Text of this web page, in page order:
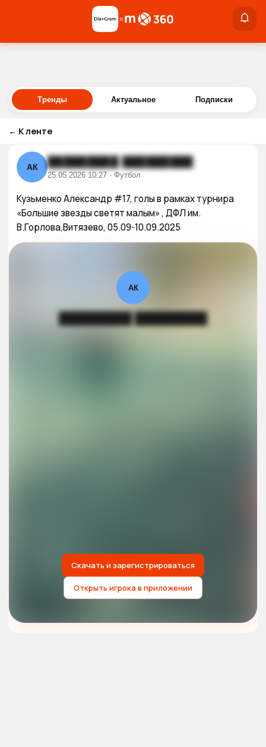
Войти
×
Тренды Актуальное Подписки
← К ленте
АК █████████ █████████
25.05.2026 10:27 · Футбол
Кузьменко Александр #17, голы в рамках турнира
«Большие звезды светят малым» , ДФЛ им.
В.Горлова,Витязево, 05.09-10.09.2025
АК
█████████ █████████
Скачать и зарегистрироваться
Открыть игрока в приложении